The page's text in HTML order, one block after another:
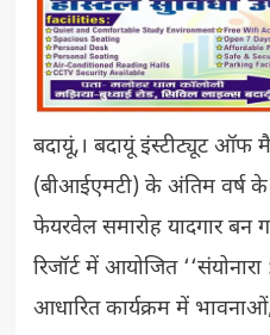
बदायूं,। बदायूं इंस्टीट्यूट ऑफ
(बीआईएमटी) के अंतिम वर्ष के
फेयरवेल समारोह यादगार बन
रिजॉर्ट में आयोजित
आधारित कार्यक्रम में